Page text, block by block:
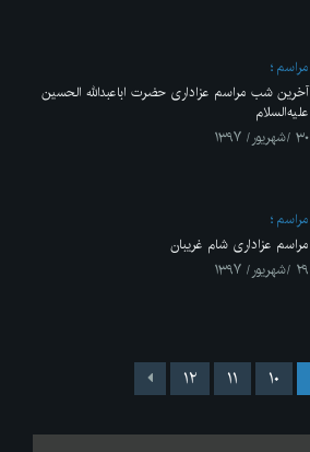
مراسم
آخرین شب مراسم عزاداری حضرت اباعبدالله الحسین
علیه‌السلام
۳۰ /شهریور/ ۱۳۹۷
مراسم
مراسم عزاداری شام غریبان
۲۹ /شهریور/ ۱۳۹۷
۱۰ ۱۱ ۱۲